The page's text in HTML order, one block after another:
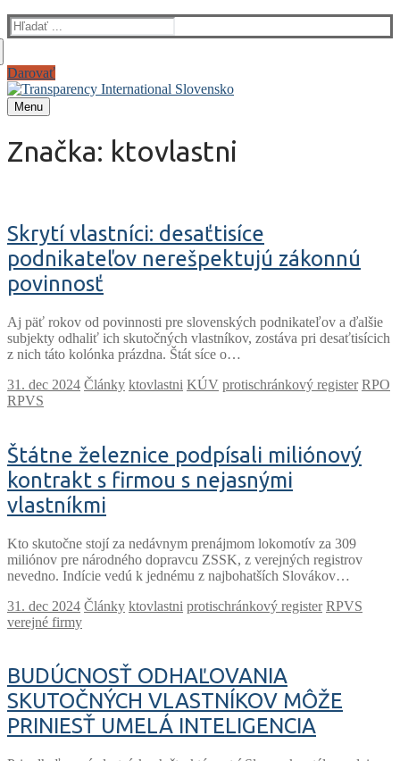
Hľadať:
Darovať
Menu
Značka: ktovlastni
Skrytí vlastníci: desaťtisíce
podnikateľov nerešpektujú zákonnú
povinnosť
Aj päť rokov od povinnosti pre slovenských podnikateľov a ďalšie
subjekty odhaliť ich skutočných vlastníkov, zostáva pri desaťtisícich
z nich táto kolónka prázdna. Štát síce o…
Články ktovlastni KÚV protischránkový register RPO
RPVS
Štátne železnice podpísali miliónový
kontrakt s firmou s nejasnými
vlastníkmi
Kto skutočne stojí za nedávnym prenájmom lokomotív za 309
miliónov pre národného dopravcu ZSSK, z verejných registrov
nevedno. Indície vedú k jednému z najbohatších Slovákov…
Články ktovlastni protischránkový register RPVS
verejné firmy
BUDÚCNOSŤ ODHAĽOVANIA
SKUTOČNÝCH VLASTNÍKOV MÔŽE
PRINIESŤ UMELÁ INTELIGENCIA